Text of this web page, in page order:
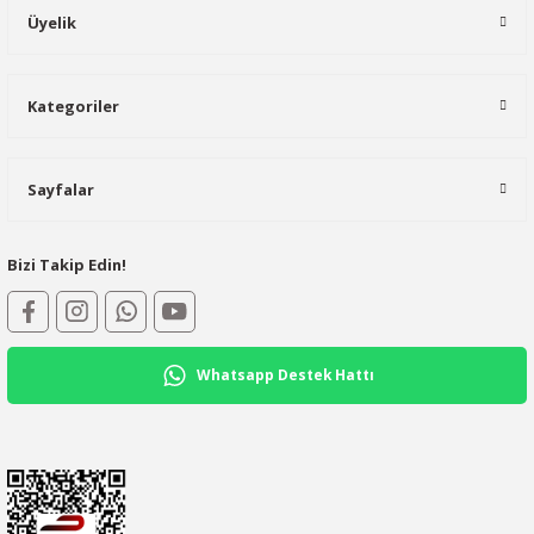
Üyelik
Kategoriler
Sayfalar
Bizi Takip Edin!
Whatsapp Destek Hattı